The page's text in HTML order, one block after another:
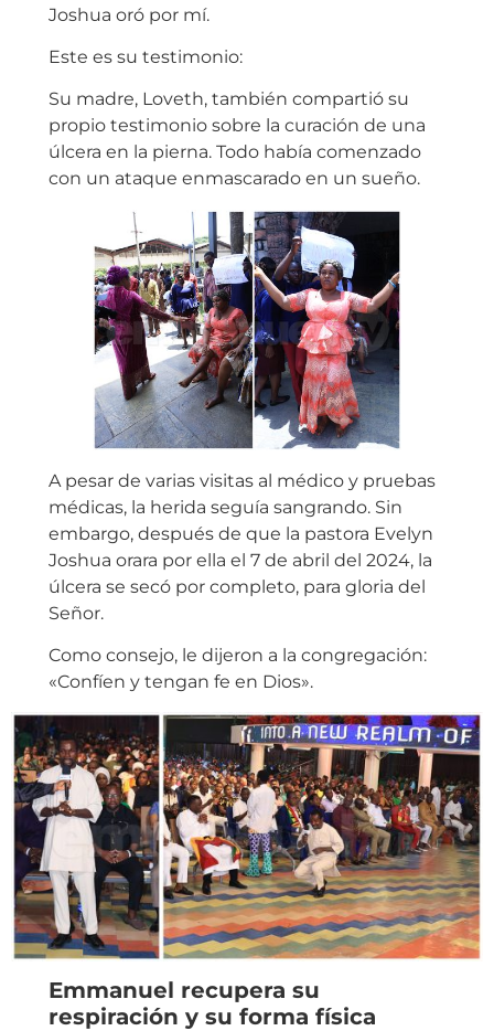
Joshua oró por mí.
Este es su testimonio:
Su madre, Loveth, también compartió su
propio testimonio sobre la curación de una
úlcera en la pierna. Todo había comenzado
con un ataque enmascarado en un sueño.
A pesar de varias visitas al médico y pruebas
médicas, la herida seguía sangrando. Sin
embargo, después de que la pastora Evelyn
Joshua orara por ella el 7 de abril del 2024, la
úlcera se secó por completo, para gloria del
Señor.
Como consejo, le dijeron a la congregación:
«Confíen y tengan fe en Dios».
Emmanuel recupera su
respiración y su forma física